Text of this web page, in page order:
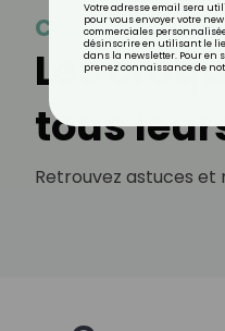
Croque-
Les
tous
Retrouvez astuces et
Votre adresse email sera
pour vous envoyer votre
commerciales
désinscrire en utilisant le
dans la newsletter. Pour en
prenez connaissance de